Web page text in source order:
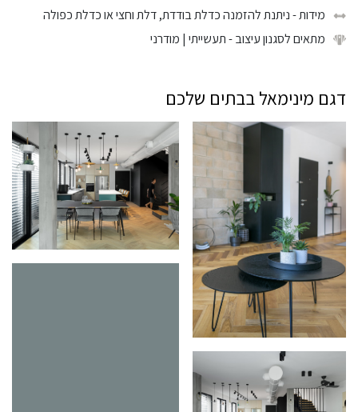
מידות- ניתנת להזמנה כדלת בודדת, דלת וחצי או כדלת כפולה
מתאים לסגנון עיצוב- תעשייתי | מודרני
דגם מינימאל בבתים שלכם